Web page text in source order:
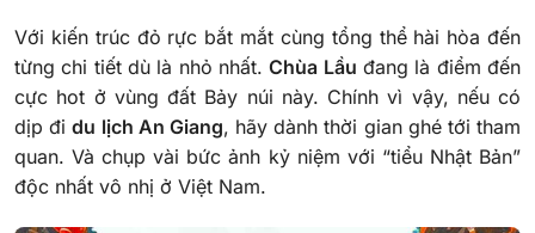
Với kiến trúc đỏ rực bắt mắt cùng tổng thể hài hòa đến
từng chi tiết dù là nhỏ nhất.Chùa Lầu đang là điểm đến
cực hot ở vùng đất Bảy núi này. Chính vì vậy, nếu có
dịp đidu lịch An Giang, hãy dành thời gian ghé tới tham
quan. Và chụp vài bức ảnh kỷ niệm với “tiểu Nhật Bản”
độc nhất vô nhị ở Việt Nam.